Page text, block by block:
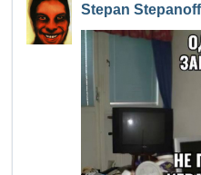
Stepan Stepanoff